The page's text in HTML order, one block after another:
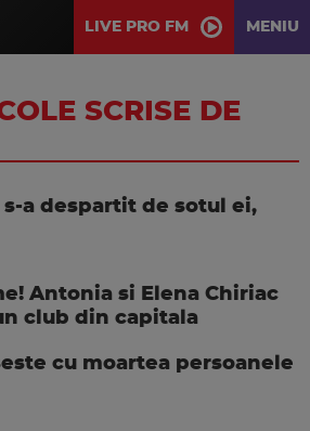
LIVE PRO FM MENIU
SCRISE DE
s-a despartit de sotul ei,
Antonia si Elena Chiriac
club din capitala
cu moartea persoanele